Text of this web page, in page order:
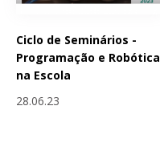
Ciclo de Seminários -
Programação e Robótica
na Escola
28.06.23